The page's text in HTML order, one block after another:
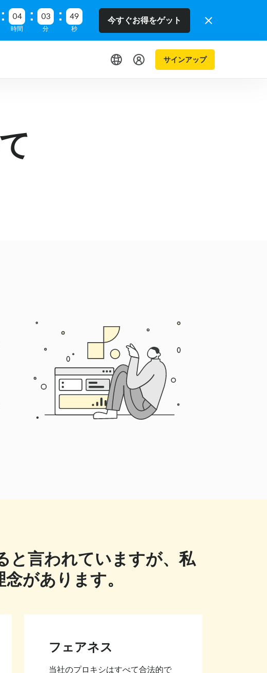
04
時間
03
分
48
秒
今すぐお得をゲット
サインアップ
と言われていますが、私
があります。
フェアネス
当社のプロキシはすべて合法的で